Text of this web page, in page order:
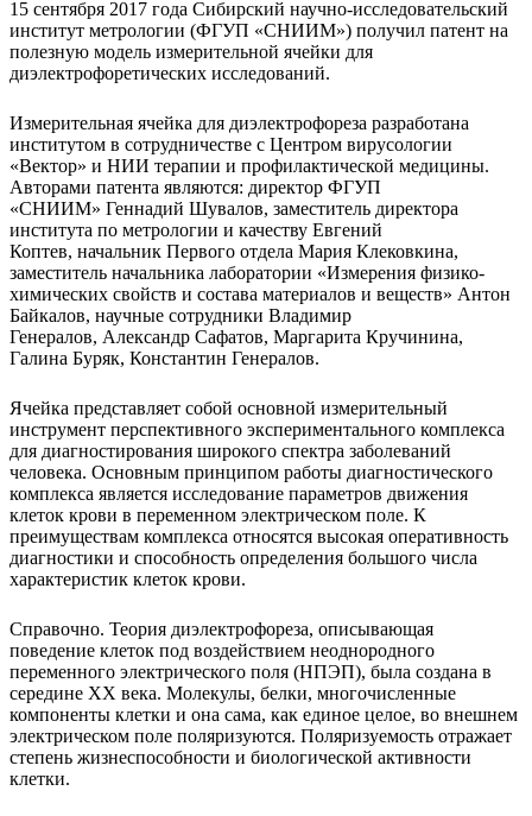
15 сентября 2017 года Сибирский научно-исследовательский
институт метрологии (ФГУП «СНИИМ») получил патент на
полезную модель измерительной ячейки для
диэлектрофоретических исследований.
Измерительная ячейка для диэлектрофореза разработана
институтом в сотрудничестве с Центром вирусологии
«Вектор» и НИИ терапии и профилактической медицины.
Авторами патента являются: директор ФГУП
«СНИИМ» Геннадий Шувалов, заместитель директора
института по метрологии и качеству Евгений
Коптев, начальник Первого отдела Мария Клековкина,
заместитель начальника лаборатории «Измерения физико-
химических свойств и состава материалов и веществ» Антон
Байкалов, научные сотрудники Владимир
Генералов, Александр Сафатов, Маргарита Кручинина,
Галина Буряк, Константин Генералов.
Ячейка представляет собой основной измерительный
инструмент перспективного экспериментального комплекса
для диагностирования широкого спектра заболеваний
человека. Основным принципом работы диагностического
комплекса является исследование параметров движения
клеток крови в переменном электрическом поле. К
преимуществам комплекса относятся высокая оперативность
диагностики и способность определения большого числа
характеристик клеток крови.
Справочно. Теория диэлектрофореза, описывающая
поведение клеток под воздействием неоднородного
переменного электрического поля (НПЭП), была создана в
середине ХХ века. Молекулы, белки, многочисленные
компоненты клетки и она сама, как единое целое, во внешнем
электрическом поле поляризуются. Поляризуемость отражает
степень жизнеспособности и биологиче­ской активности
клетки.